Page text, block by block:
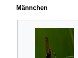
Männchen